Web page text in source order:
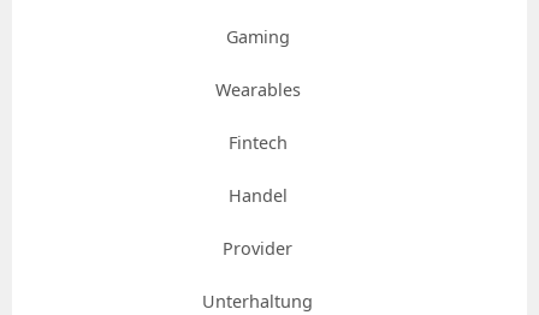
Gaming
Wearables
Fintech
Handel
Provider
Unterhaltung